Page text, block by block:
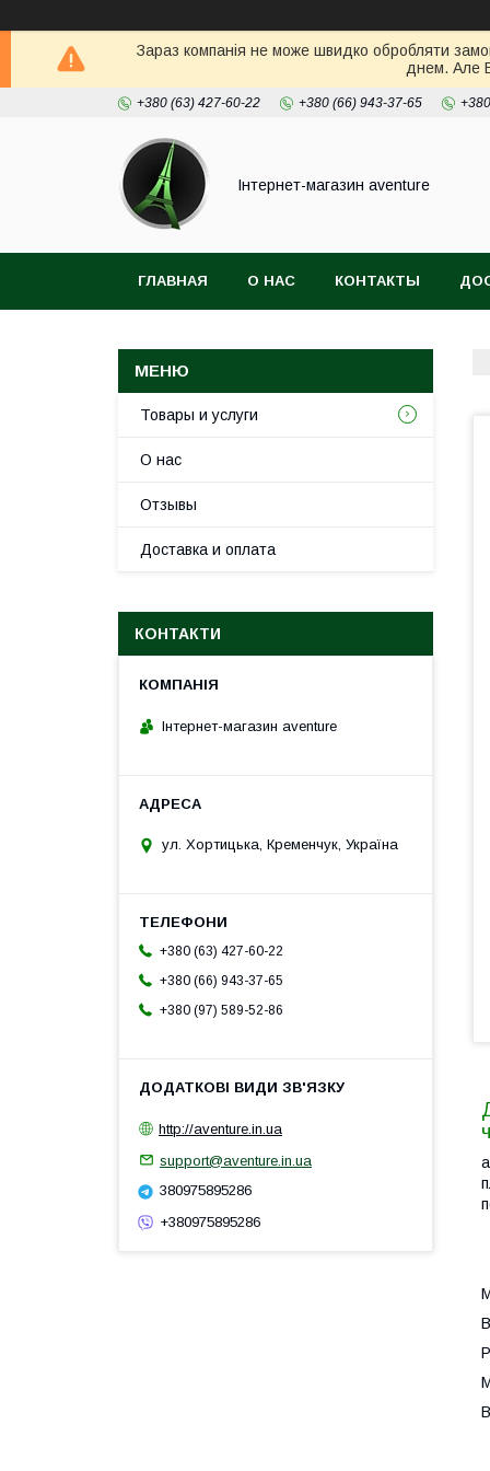
Зараз компанія не може швидко обробляти
днем. Але
+380 (63) 427-60-22 +380 (66) 943-37-65
Інтернет-магазин aventure
ГЛАВНАЯ О НАС КОНТАКТЫ
Товары и услуги
О нас
Отзывы
Доставка и оплата
КОНТАКТИ
Інтернет-магазин aventure
ул. Хортицька, Кременчук, Україна
+380 (63) 427-60-22
+380 (66) 943-37-65
+380 (97) 589-52-86
http://aventure.in.ua
support@aventure.in.ua
380975895286
+380975895286